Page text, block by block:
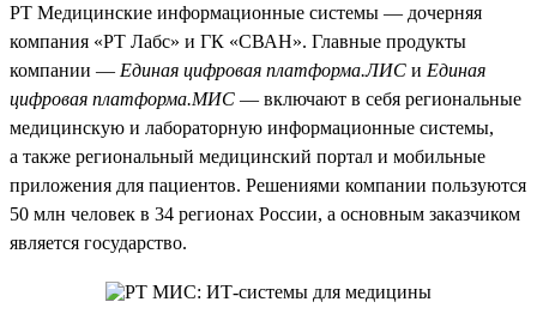
РТ Медицинские информационные системы — дочерняя
компания «РТ Лабс» и ГК «СВАН». Главные продукты
компании — Единая цифровая платформа.ЛИС и Единая
цифровая платформа.МИС — включают в себя региональные
медицинскую и лабораторную информационные системы,
а также региональный медицинский портал и мобильные
приложения для пациентов. Решениями компании пользуются
50 млн человек в 34 регионах России, а основным заказчиком
является государство.